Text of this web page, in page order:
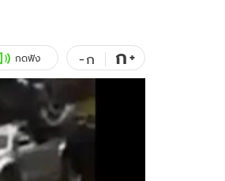
Thailand
ดูทีวี
WeTV
กดฟัง -ก ก+